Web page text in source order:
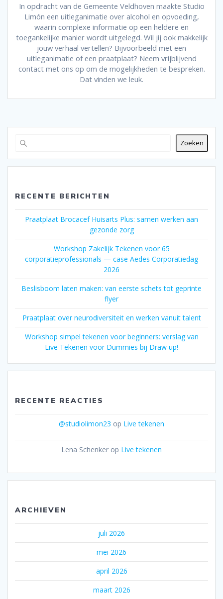
In opdracht van de Gemeente Veldhoven maakte Studio
Limón een uitleganimatie over alcohol en opvoeding,
waarin complexe informatie op een heldere en
toegankelijke manier wordt uitgelegd. Wil jij ook makkelijk
jouw verhaal vertellen? Bijvoorbeeld met een
uitleganimatie of een praatplaat? Neem vrijblijvend
contact met ons op om de mogelijkheden te bespreken.
Dat vinden we leuk.
Zoeken
RECENTE BERICHTEN
Praatplaat Brocacef Huisarts Plus: samen werken aan
gezonde zorg
Workshop Zakelijk Tekenen voor 65
corporatieprofessionals — case Aedes Corporatiedag
2026
Beslisboom laten maken: van eerste schets tot geprinte
flyer
Praatplaat over neurodiversiteit en werken vanuit talent
Workshop simpel tekenen voor beginners: verslag van
Live Tekenen voor Dummies bij Draw up!
RECENTE REACTIES
@studiolimon23 op Live tekenen
Lena Schenker op Live tekenen
ARCHIEVEN
juli 2026
mei 2026
april 2026
maart 2026